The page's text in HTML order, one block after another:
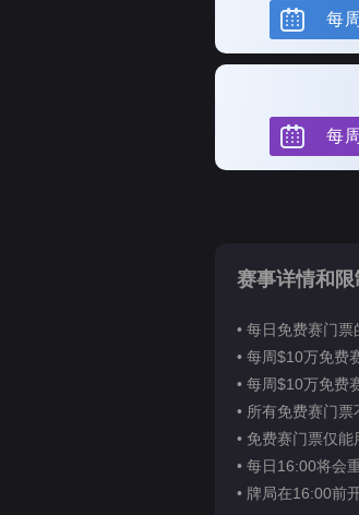
每
每
赛事详情和限
• 每日免费赛门票
• 每周$10万免费
• 每周$10万免费
• 所有免费赛门票
• 免费赛门票仅能
• 每日16:00将会
• 牌局在16:00前